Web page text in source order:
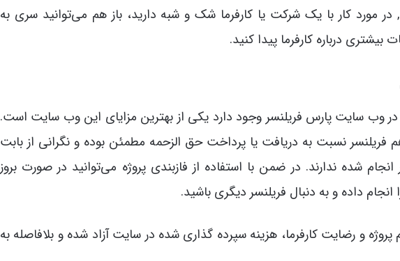
در مورد کار با یک شرکت یا کارفرما شک و شبه دارید، باز هم می‌توانید سری به
درباره کارفرما پیدا کنید.
وب سایت پارس فریلنسر وجود دارد یکی از بهترین مزایای این وب سایت است.
فریلنسر نسبت به دریافت یا پرداخت حق الزحمه مطمئن بوده و نگرانی از بابت
شده ندارند. در ضمن با استفاده از فازبندی پروژه می‌توانید در صورت بروز
داده و به دنبال فریلنسر دیگری باشید.
و رضایت کارفرما، هزینه سپرده گذاری شده در سایت آزاد شده و بلافاصله به